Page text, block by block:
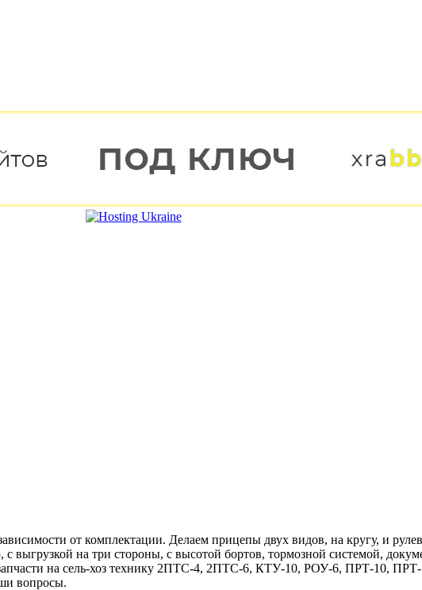
от комплектации. Делаем прицепы двух видов, на кругу, и
на три стороны, с высотой бортов, тормозной системой,
на сель-хоз технику 2ПТС-4, 2ПТС-6, КТУ-10, РОУ-6, ПРТ-10,
вопросы.